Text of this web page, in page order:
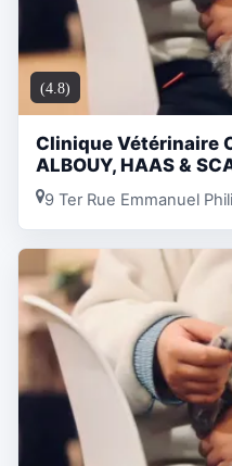
(4.8)
Clinique Vétérinaire
ALBOUY, HAAS &
9 Ter Rue Emmanuel